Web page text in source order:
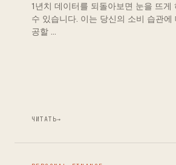
1년치 데이터를 되돌아보면 눈을 뜨게
수 있습니다. 이는 당신의 소비 습관에
공할 …
ЧИТАТЬ→